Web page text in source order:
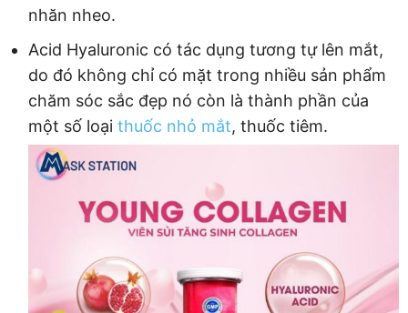
nhăn nheo.
Acid Hyaluronic có tác dụng tương tự lên mắt,
do đó không chỉ có mặt trong nhiều sản phẩm
chăm sóc sắc đẹp nó còn là thành phần của
một số loại thuốc nhỏ mắt, thuốc tiêm.